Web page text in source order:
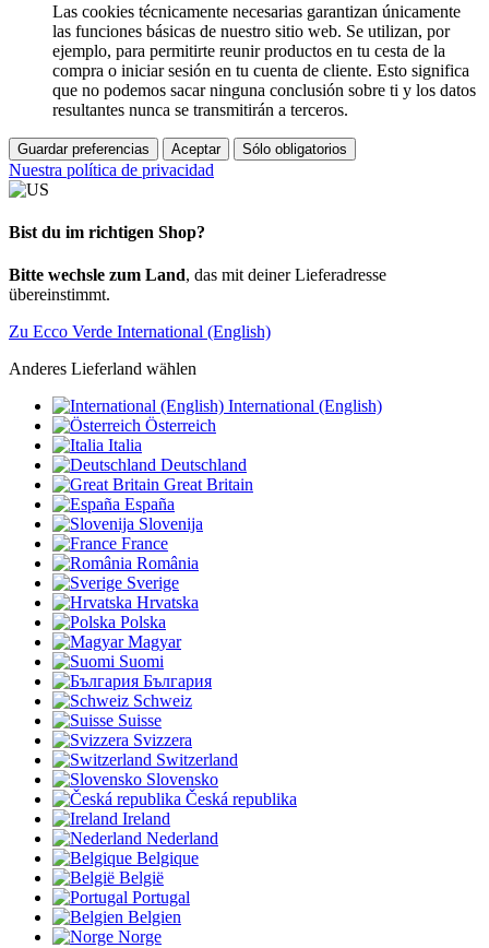
Las cookies técnicamente necesarias garantizan únicamente
las funciones básicas de nuestro sitio web. Se utilizan, por
ejemplo, para permitirte reunir productos en tu cesta de la
compra o iniciar sesión en tu cuenta de cliente. Esto significa
que no podemos sacar ninguna conclusión sobre ti y los datos
resultantes nunca se transmitirán a terceros.
Guardar preferencias Aceptar Sólo obligatorios
Nuestra política de privacidad
Bist du im richtigen Shop?
Bitte wechsle zum Land, das mit deiner Lieferadresse
übereinstimmt.
Zu Ecco Verde International (English)
Anderes Lieferland wählen
International (English)
Österreich
Italia
Deutschland
Great Britain
España
Slovenija
France
România
Sverige
Hrvatska
Polska
Magyar
Suomi
България
Schweiz
Suisse
Svizzera
Switzerland
Slovensko
Česká republika
Ireland
Nederland
Belgique
België
Portugal
Belgien
Norge